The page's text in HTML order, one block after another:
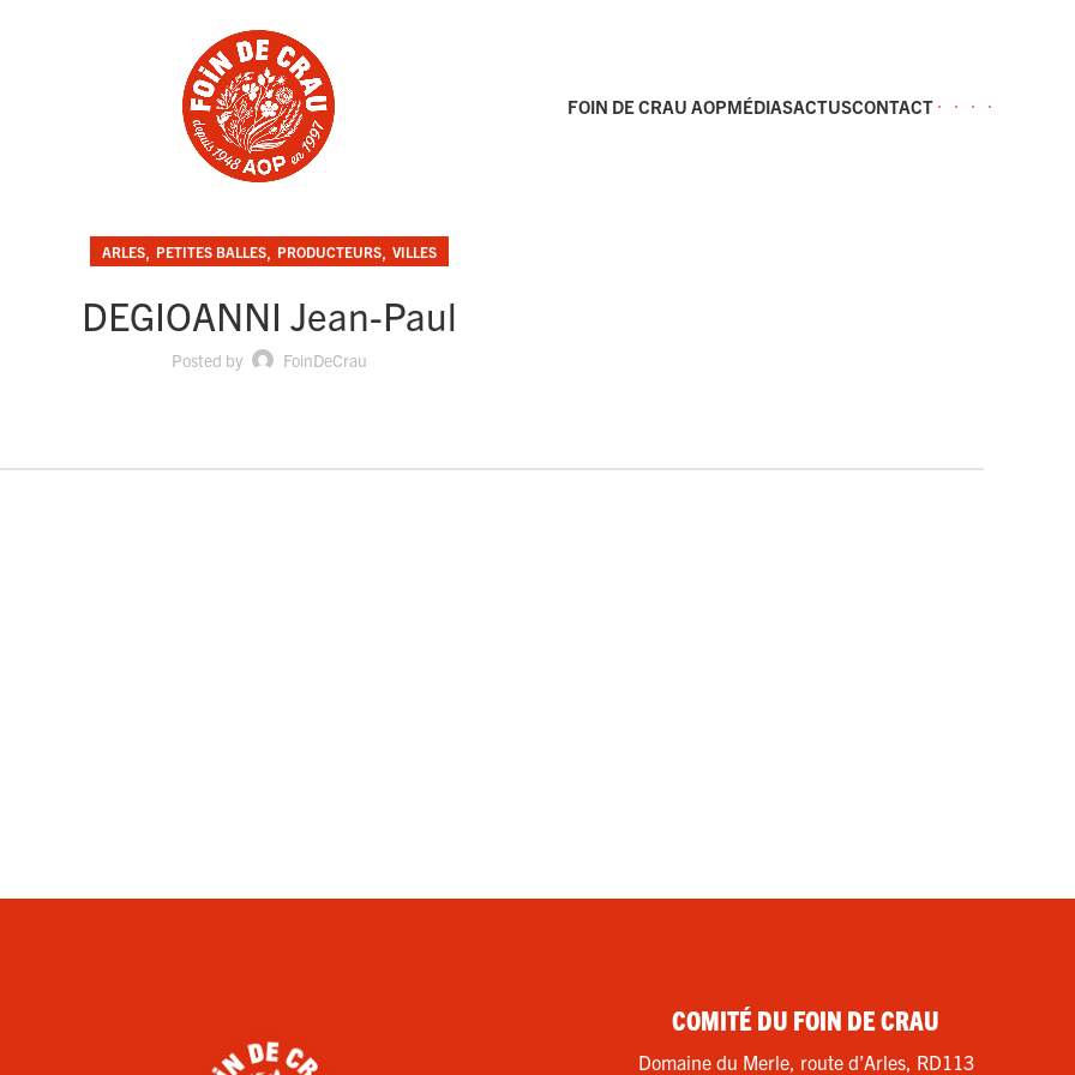
FOIN DE CRAU AOPMÉDIASACTUSCONTACT
ARLES, PETITES BALLES, PRODUCTEURS, VILLES
DEGIOANNI Jean-Paul
Posted by FoinDeCrau
COMITÉ DU FOIN DE CRAU
Domaine du Merle, route d’Arles, RD113